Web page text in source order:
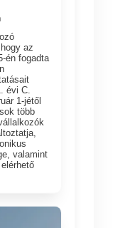
az
én fogadta
évi C.
1-jétől
több
valamint